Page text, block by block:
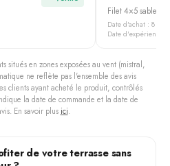
Filet 4×5 sable ·
Date d'achat : 8 juin
Date d'expérience :
situés en zones exposées au vent (mistral,
ne reflète pas l'ensemble des avis
clients ayant acheté le produit, contrôlés
la date de commande et la date de
En savoir plus ici.
de votre terrasse sans